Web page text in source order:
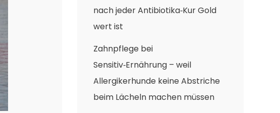
nach jeder Antibiotika‑Kur Gold
wert ist
Zahnpflege bei
Sensitiv‑Ernährung – weil
Allergikerhunde keine Abstriche
beim Lächeln machen müssen